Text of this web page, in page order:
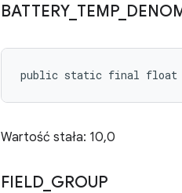
BATTERY_ TEMP_
public static final float
Wartość stała: 10,0
FIELD GROUP